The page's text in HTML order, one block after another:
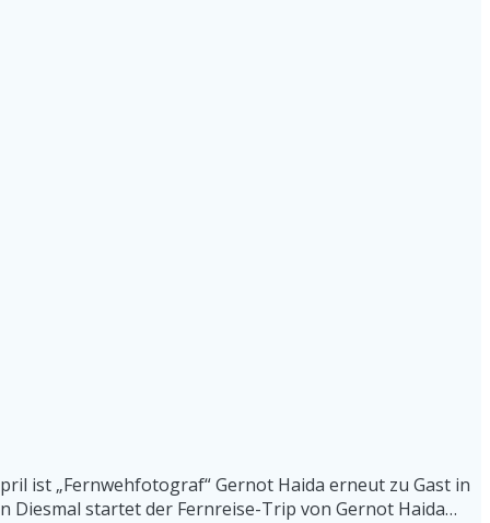
ist „Fernwehfotograf“ Gernot Haida erneut zu Gast in
Diesmal startet der Fernreise-Trip von Gernot Haida…